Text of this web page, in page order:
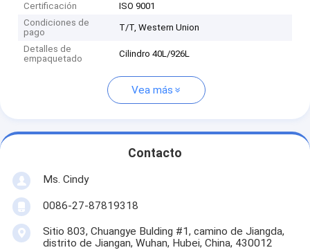
Certificación
ISO 9001
Condiciones de
pago
T/T, Western Union
Detalles de
empaquetado
Cilindro 40L/926L
Vea más
Contacto
Ms. Cindy
0086-27-87819318
Sitio 803, Chuangye Bulding #1, camino de Jiangda,
distrito de Jiangan, Wuhan, Hubei, China, 430012